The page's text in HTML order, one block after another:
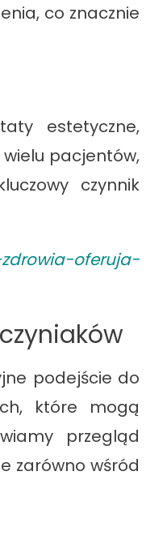
co znacznie
estetyczne,
pacjentów,
czynnik
oferuja-
podejście do
które mogą
przegląd
zarówno wśród